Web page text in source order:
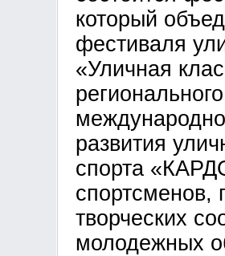
который
фестиваля
«Уличная
развития
спорта
спортсменов,
творческих
молодежных